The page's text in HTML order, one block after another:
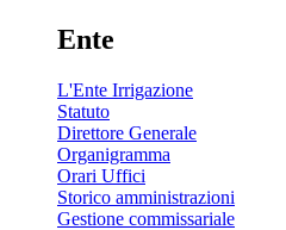
Ente
L'Ente Irrigazione
Statuto
Direttore Generale
Organigramma
Orari Uffici
Storico amministrazioni
Gestione commissariale